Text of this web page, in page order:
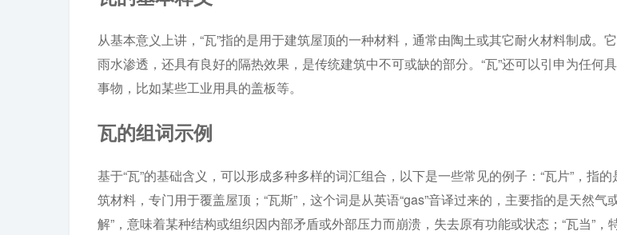
从基本意义上讲，“瓦”指的是用于建筑屋顶的一种材料，通常由陶土或其它耐火材料制成。
雨水渗透，还具有良好的隔热效果，是传统建筑中不可或缺的部分。“瓦”还可以引申为任何
事物，比如某些工业用具的盖板等。
瓦的组词示例
基于“瓦”的基础含义，可以形成多种多样的词汇组合，以下是一些常见的例子：“瓦片”，指
筑材料，专门用于覆盖屋顶；“瓦斯”，这个词是从英语“gas”音译过来的，主要指的是天然气
解”，意味着某种结构或组织因内部矛盾或外部压力而崩溃，失去原有功能或状态；“瓦当”，